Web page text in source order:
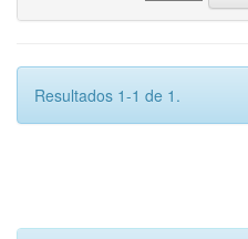
Resultados 1-1 de 1.